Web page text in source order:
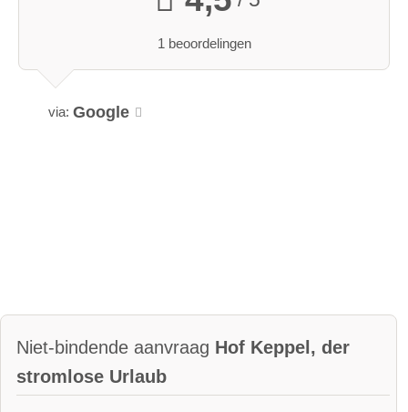
1 beoordelingen
via: Google
Niet-bindende aanvraag Hof Keppel, der
stromlose Urlaub